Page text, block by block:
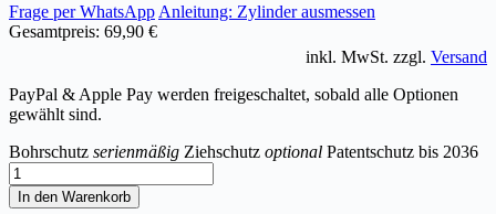
Frage per WhatsApp Anleitung: Zylinder ausmessen
Gesamtpreis: 69,90 €
inkl. MwSt. zzgl. Versand
PayPal & Apple Pay werden freigeschaltet, sobald alle Optionen
gewählt sind.
Bohrschutz serienmäßig Ziehschutz optional Patentschutz bis 2036
Halbzylinder
DOM
In den Warenkorb